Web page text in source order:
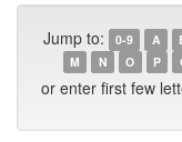
Jump to: 0-9 A
M
N O P
or enter first few